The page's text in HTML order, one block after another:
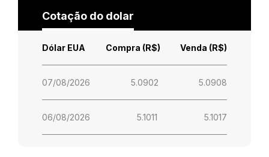
Cotação do dolar
Dólar EUA Compra (R$) Venda (R$)
07/08/2026 5.0902 5.0908
06/08/2026 5.1011 5.1017